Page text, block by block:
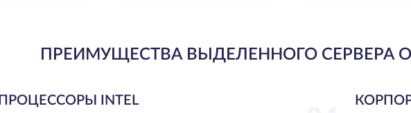
ПРЕИМУЩЕСТВА ВЫДЕЛЕННОГО СЕРВЕРА ОТ
ПРОЦЕССОРЫ INTEL